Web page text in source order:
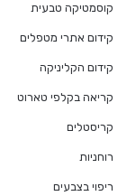
קוסמטיקה טבעית
קידום אתרי מטפלים
קידום הקליניקה
קריאה בקלפי טארוט
קריסטלים
רוחניות
ריפוי בצבעים